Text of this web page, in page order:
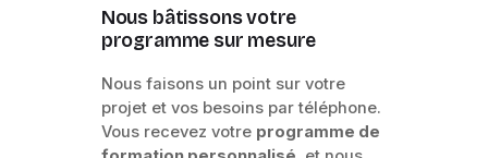
Nous bâtissons votre
programme sur mesure
Nous faisons un point sur votre
projet et vos besoins par téléphone.
Vous recevez votre programme de